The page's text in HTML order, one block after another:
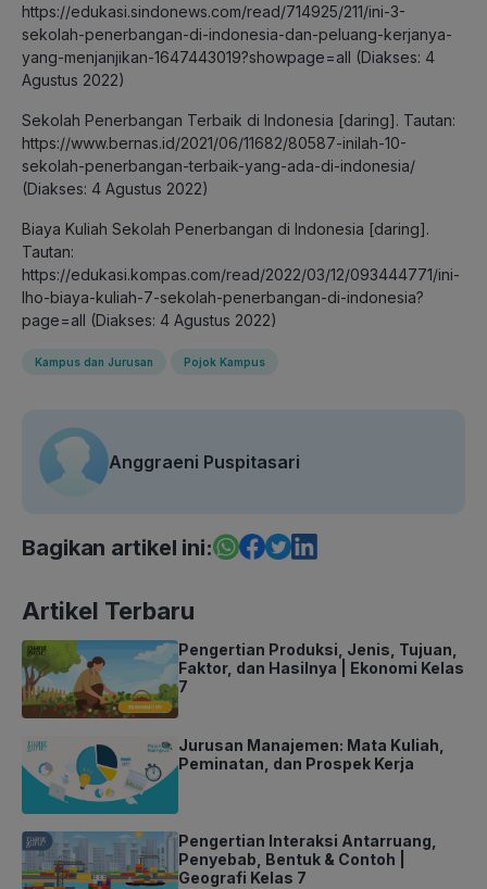
https://edukasi.sindonews.com/read/714925/211/ini-3-
sekolah-penerbangan-di-indonesia-dan-peluang-kerjanya-
yang-menjanjikan-1647443019?showpage=all (Diakses: 4
Agustus 2022)
Sekolah Penerbangan Terbaik di Indonesia [daring]. Tautan:
https://www.bernas.id/2021/06/11682/80587-inilah-10-
sekolah-penerbangan-terbaik-yang-ada-di-indonesia/
(Diakses: 4 Agustus 2022)
Biaya Kuliah Sekolah Penerbangan di Indonesia [daring].
Tautan:
https://edukasi.kompas.com/read/2022/03/12/093444771/ini-
lho-biaya-kuliah-7-sekolah-penerbangan-di-indonesia?
page=all (Diakses: 4 Agustus 2022)
Kampus dan Jurusan Pojok Kampus
Anggraeni Puspitasari
Bagikan artikel ini:
Artikel Terbaru
Pengertian Produksi, Jenis, Tujuan,
Faktor, dan Hasilnya | Ekonomi Kelas
7
Jurusan Manajemen: Mata Kuliah,
Peminatan, dan Prospek Kerja
Pengertian Interaksi Antarruang,
Penyebab, Bentuk & Contoh |
Geografi Kelas 7